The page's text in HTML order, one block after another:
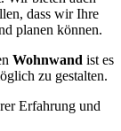
dass wir Ihre
planen können.
Wohnwand ist es
zu gestalten.
Erfahrung und